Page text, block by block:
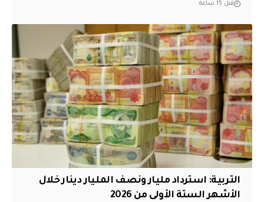
قبل 15 ساعة
التربية: استرداد مليار ونصف المليار دينار خلال
الأشهر الستة الأولى من 2026